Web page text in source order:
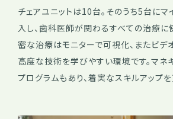
チェアユニットは10台。そのうち5台に
入し、歯科医師が関わるすべての治療に
密な治療はモニターで可視化、またビデ
高度な技術を学びやすい環境です。マネ
プログラムもあり、着実なスキルアップを